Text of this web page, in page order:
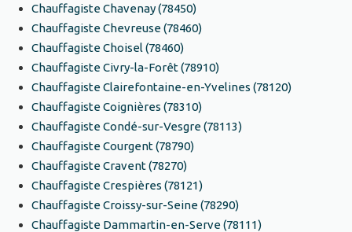
Chauffagiste Chavenay (78450)
Chauffagiste Chevreuse (78460)
Chauffagiste Choisel (78460)
Chauffagiste Civry-la-Forêt (78910)
Chauffagiste Clairefontaine-en-Yvelines (78120)
Chauffagiste Coignières (78310)
Chauffagiste Condé-sur-Vesgre (78113)
Chauffagiste Courgent (78790)
Chauffagiste Cravent (78270)
Chauffagiste Crespières (78121)
Chauffagiste Croissy-sur-Seine (78290)
Chauffagiste Dammartin-en-Serve (78111)